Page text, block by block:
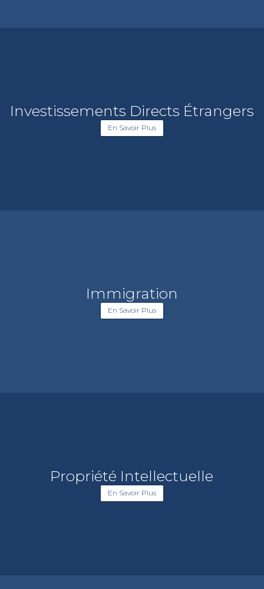
Investissements Directs Étrangers
En Savoir Plus
Immigration
En Savoir Plus
Propriété Intellectuelle
En Savoir Plus